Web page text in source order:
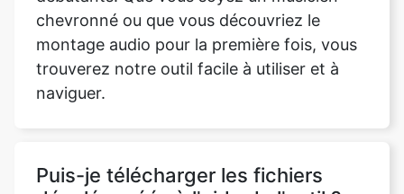
naviguer.
Puis-je télécharger les fichiers
de votre fichier audio à l'aide de l'outil en